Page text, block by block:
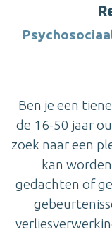
Ben je een
de 16-50 jaar
zoek naar een
kan
gedachten of